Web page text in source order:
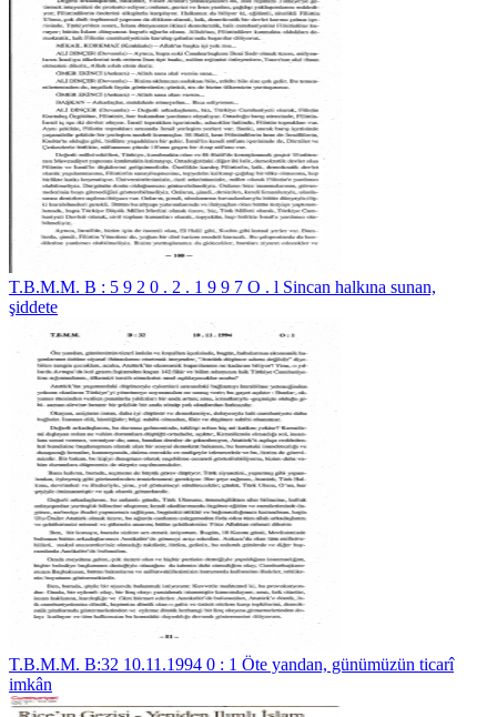
T.B.M.M. B : 5 9 2 0 . 2 . 1 9 9 7 O . l Sincan halkına sunan,
şiddete
T.B.M.M. B:32 10.11.1994 0 : 1 Öte yandan, günümüzün ticarî
imkân